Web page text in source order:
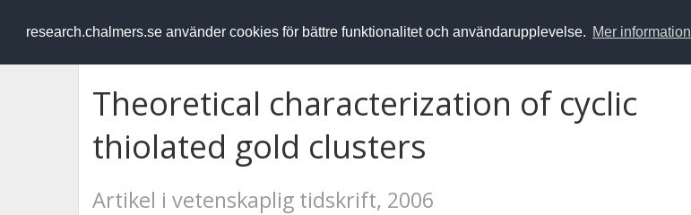
research.chalmers.se använder cookies för bättre funktionalitet och användarupplevelse. Mer information
RESEARCH.chalmers.se
Theoretical characterization of cyclic
thiolated gold clusters
Artikel i vetenskaplig tidskrift, 2006